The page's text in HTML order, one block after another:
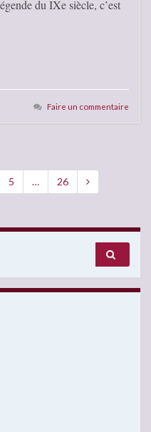
du IXe siècle, c’est
Faire un commentaire
5 … 26